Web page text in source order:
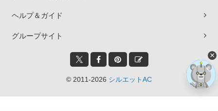
ヘルプ＆ガイド
グループサイト
© 2011-2026 シルエットAC
×